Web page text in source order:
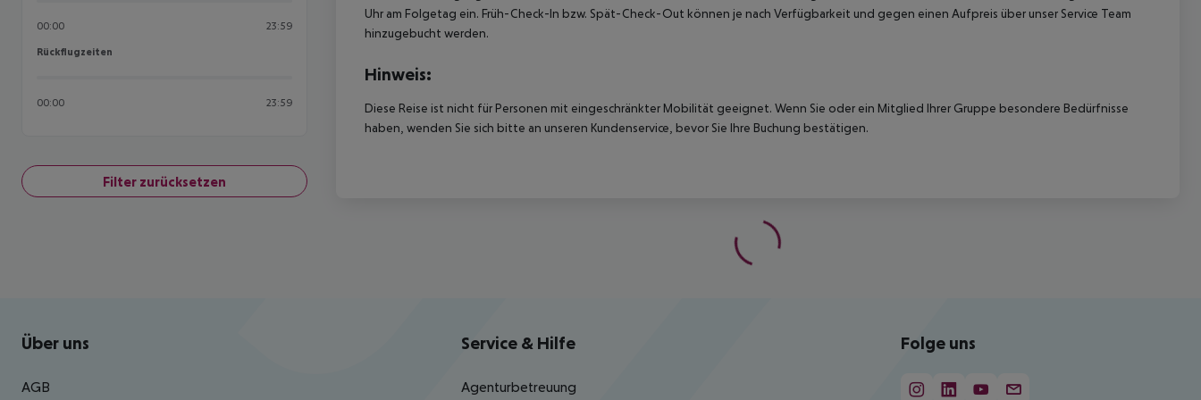
00:00 23:59
Rückflugzeiten
Rückflugzeiten
00:00 23:59
Filter zurücksetzen
Uhr am Folgetag ein. Früh-Check-In bzw. Spät-Check-Out können je nach Verfügbarkeit und gegen einen Aufpreis über unser Service Team
hinzugebucht werden.
Hinweis:
Diese Reise ist nicht für Personen mit eingeschränkter Mobilität geeignet. Wenn Sie oder ein Mitglied Ihrer Gruppe besondere Bedürfnisse
haben, wenden Sie sich bitte an unseren Kundenservice, bevor Sie Ihre Buchung bestätigen.
Footer navigation
Über uns
AGB
Service & Hilfe
Agenturbetreuung
Folge uns